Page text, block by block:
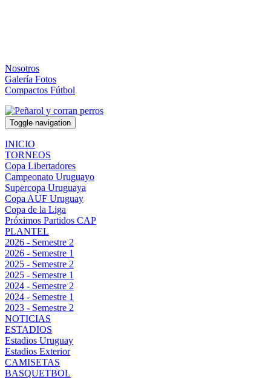
Nosotros
Galería Fotos
Compactos Fútbol
Toggle navigation
INICIO
TORNEOS
Copa Libertadores
Campeonato Uruguayo
Supercopa Uruguaya
Copa AUF Uruguay
Copa de la Liga
Próximos Partidos CAP
PLANTEL
2026 - Semestre 2
2026 - Semestre 1
2025 - Semestre 2
2025 - Semestre 1
2024 - Semestre 2
2024 - Semestre 1
2023 - Semestre 2
NOTICIAS
ESTADIOS
Estadios Uruguay
Estadios Exterior
CAMISETAS
BASQUETBOL